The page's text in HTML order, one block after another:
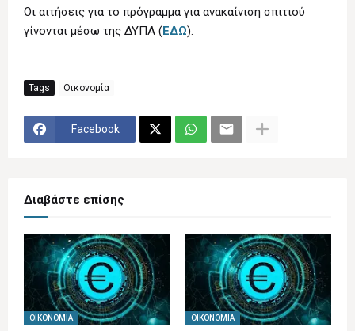
Οι αιτήσεις για το πρόγραμμα για ανακαίνιση σπιτιού
γίνονται μέσω της ΔΥΠΑ (ΕΔΩ).
Tags Οικονομία
Facebook
Διαβάστε επίσης
ΟΙΚΟΝΟΜΊΑ ΟΙΚΟΝΟΜΊΑ